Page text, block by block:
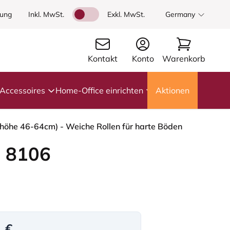
Inkl. MwSt. Exkl. MwSt. Germany
Kontakt Konto Warenkorb
Accessoires Home-Office einrichten Aktionen
46-64cm) - Weiche Rollen für harte Böden
8106